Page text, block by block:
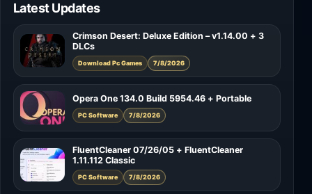
Latest Updates
Crimson Desert: Deluxe Edition – v1.14.00 + 3
DLCs
Download Pc Games 7/8/2026
Opera One 134.0 Build 5954.46 + Portable
PC Software 7/8/2026
FluentCleaner 07/26/05 + FluentCleaner
1.11.112 Classic
PC Software 7/8/2026